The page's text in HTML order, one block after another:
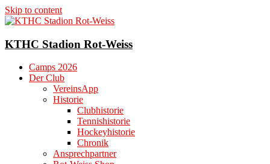
Skip to content
KTHC Stadion Rot-Weiss
Camps 2026
Der Club
VereinsApp
Historie
Clubhistorie
Tennishistorie
Hockeyhistorie
Chronik
Ansprechpartner